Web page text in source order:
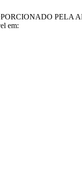
PELA
em: